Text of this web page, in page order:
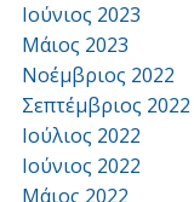
Ιούνιος 2023
Μάιος 2023
Νοέμβριος 2022
Σεπτέμβριος 2022
Ιούλιος 2022
Ιούνιος 2022
Μάιος 2022